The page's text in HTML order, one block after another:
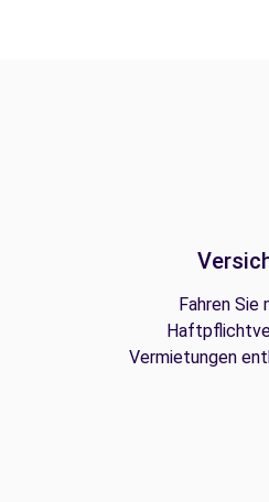
Fahren Sie
Vermietungen